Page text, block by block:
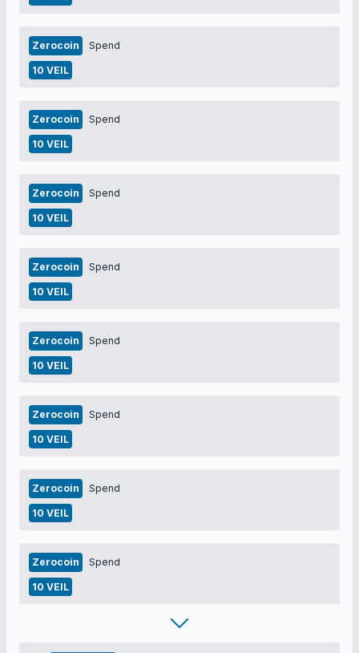
Zerocoin Spend
10 VEIL
Zerocoin Spend
10 VEIL
Zerocoin Spend
10 VEIL
Zerocoin Spend
10 VEIL
Zerocoin Spend
10 VEIL
Zerocoin Spend
10 VEIL
Zerocoin Spend
10 VEIL
Zerocoin Spend
10 VEIL